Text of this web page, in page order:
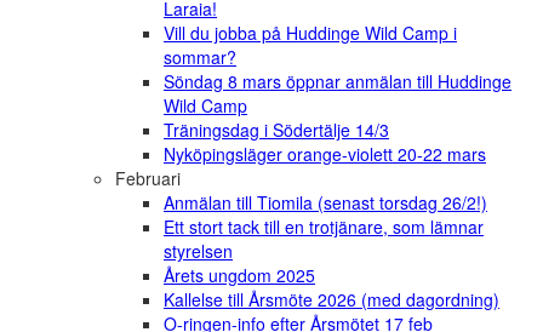
Laraia!
Vill du jobba på Huddinge Wild Camp i
sommar?
Söndag 8 mars öppnar anmälan till Huddinge
Wild Camp
Träningsdag i Södertälje 14/3
Nyköpingsläger orange-violett 20-22 mars
Februari
Anmälan till Tiomila (senast torsdag 26/2!)
Ett stort tack till en trotjänare, som lämnar
styrelsen
Årets ungdom 2025
Kallelse till Årsmöte 2026 (med dagordning)
O-ringen-info efter Årsmötet 17 feb